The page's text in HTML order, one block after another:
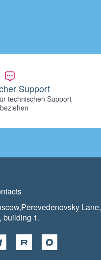
Support
technischen Support
Lane,
building 1.